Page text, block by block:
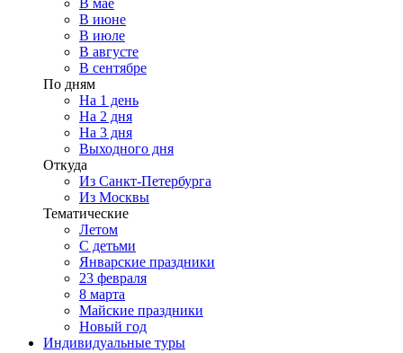
В мае
В июне
В июле
В августе
В сентябре
По дням
На 1 день
На 2 дня
На 3 дня
Выходного дня
Откуда
Из Санкт-Петербурга
Из Москвы
Тематические
Летом
С детьми
Январские праздники
23 февраля
8 марта
Майские праздники
Новый год
Индивидуальные туры